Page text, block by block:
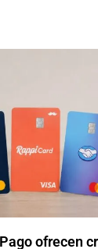
ofrecen